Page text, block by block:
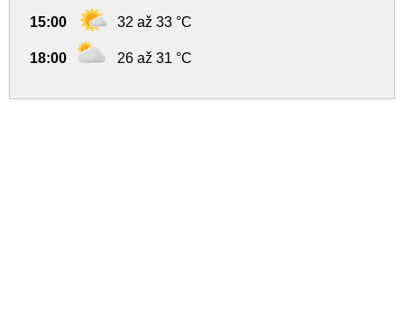
15:00 32 až 33 °C
18:00 26 až 31 °C